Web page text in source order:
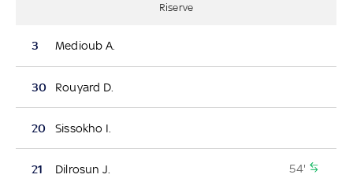
Riserve
3 Medioub A.
30 Rouyard D.
20 Sissokho I.
21 Dilrosun J. 54'